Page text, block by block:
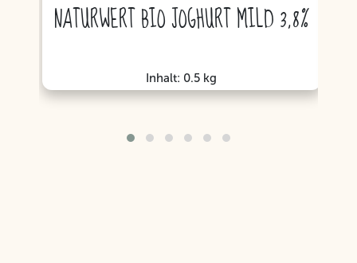
NATURWERT BIO JOGHURT MILD 3,8%
Inhalt: 0.5 kg